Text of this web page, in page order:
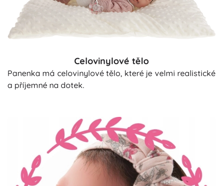
Celovinylové tělo
Panenka má celovinylové tělo, které je velmi realistické
a příjemné na dotek.